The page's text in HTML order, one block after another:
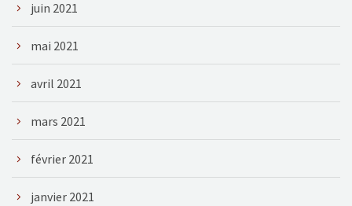
juin 2021
mai 2021
avril 2021
mars 2021
février 2021
janvier 2021